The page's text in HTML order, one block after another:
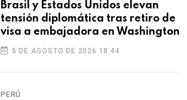
Brasil y Estados Unidos elevan
tensión diplomática tras retiro de
visa a embajadora en Washington
5 DE AGOSTO DE 2026 18:44
PERÚ